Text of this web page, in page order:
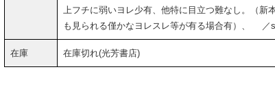
上フチに弱いヨレ少有、他特に目立つ難なし。（新
も見られる僅かなヨレスレ等が有る場合有）、 ／s
在庫 在庫切れ(光芳書店)